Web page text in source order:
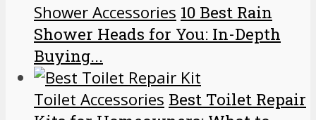
Shower Accessories 10 Best Rain
Shower Heads for You: In-Depth
Buying...
Toilet Accessories Best Toilet Repair